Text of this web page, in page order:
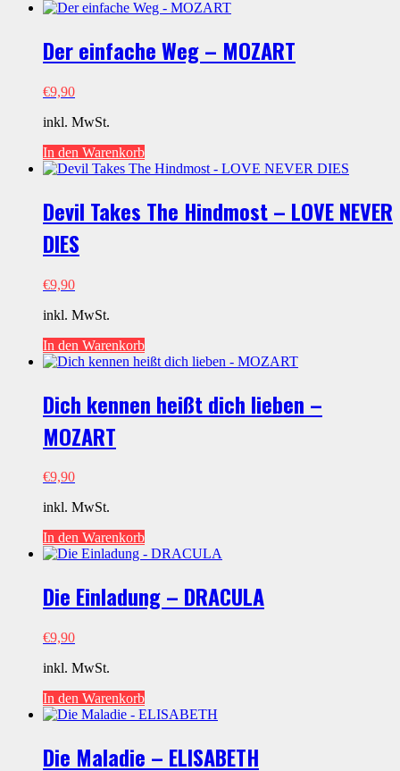
Der einfache Weg – MOZART
€9,90
inkl. MwSt.
In den Warenkorb
Devil Takes The Hindmost – LOVE NEVER
DIES
€9,90
inkl. MwSt.
In den Warenkorb
Dich kennen heißt dich lieben –
MOZART
€9,90
inkl. MwSt.
In den Warenkorb
Die Einladung – DRACULA
€9,90
inkl. MwSt.
In den Warenkorb
Die Maladie – ELISABETH